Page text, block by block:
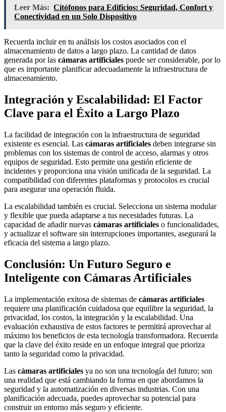
Leer Más: Citófonos para Edificios: Seguridad, Confort y
Conectividad en un Solo Dispositivo
Recuerda incluir en tu análisis los costos asociados con el
almacenamiento de datos a largo plazo. La cantidad de datos
generada por las cámaras artificiales puede ser considerable, por lo
que es importante planificar adecuadamente la infraestructura de
almacenamiento.
Integración y Escalabilidad: El Factor
Clave para el Éxito a Largo Plazo
La facilidad de integración con la infraestructura de seguridad
existente es esencial. Las cámaras artificiales deben integrarse sin
problemas con los sistemas de control de acceso, alarmas y otros
equipos de seguridad. Esto permite una gestión eficiente de
incidentes y proporciona una visión unificada de la seguridad. La
compatibilidad con diferentes plataformas y protocolos es crucial
para asegurar una operación fluida.
La escalabilidad también es crucial. Selecciona un sistema modular
y flexible que pueda adaptarse a tus necesidades futuras. La
capacidad de añadir nuevas cámaras artificiales o funcionalidades,
y actualizar el software sin interrupciones importantes, asegurará la
eficacia del sistema a largo plazo.
Conclusión: Un Futuro Seguro e
Inteligente con Cámaras Artificiales
La implementación exitosa de sistemas de cámaras artificiales
requiere una planificación cuidadosa que equilibre la seguridad, la
privacidad, los costos, la integración y la escalabilidad. Una
evaluación exhaustiva de estos factores te permitirá aprovechar al
máximo los beneficios de esta tecnología transformadora. Recuerda
que la clave del éxito reside en un enfoque integral que prioriza
tanto la seguridad como la privacidad.
Las cámaras artificiales ya no son una tecnología del futuro; son
una realidad que está cambiando la forma en que abordamos la
seguridad y la automatización en diversas industrias. Con una
planificación adecuada, puedes aprovechar su potencial para
construir un entorno más seguro y eficiente.